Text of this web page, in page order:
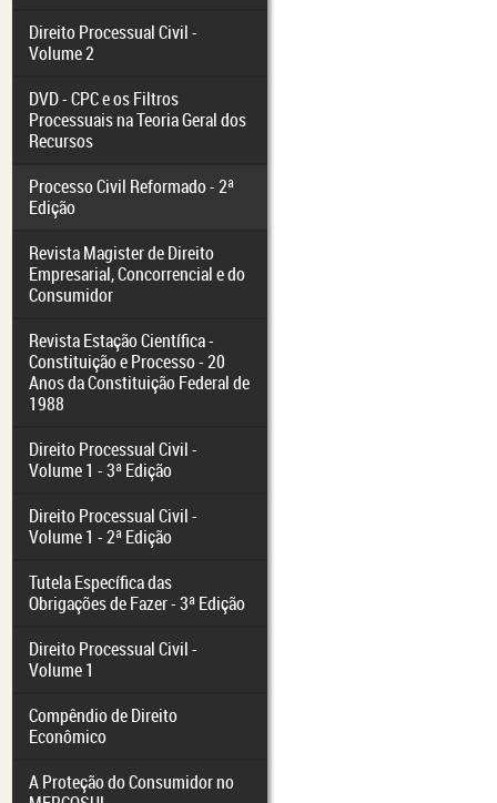
Direito Processual Civil -
Volume 2
DVD - CPC e os Filtros
Processuais na Teoria Geral dos
Recursos
Processo Civil Reformado - 2ª
Edição
Revista Magister de Direito
Empresarial, Concorrencial e do
Consumidor
Revista Estação Científica -
Constituição e Processo - 20
Anos da Constituição Federal de
1988
Direito Processual Civil -
Volume 1 - 3ª Edição
Direito Processual Civil -
Volume 1 - 2ª Edição
Tutela Específica das
Obrigações de Fazer - 3ª Edição
Direito Processual Civil -
Volume 1
Compêndio de Direito
Econômico
A Proteção do Consumidor no